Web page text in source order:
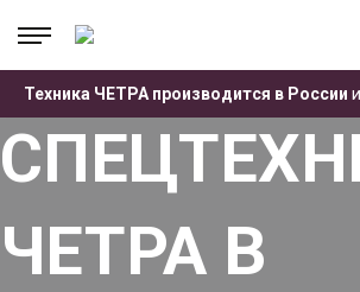
Техника ЧЕТРА производится в России
Главная . Лизинг
ЧЕТРА В